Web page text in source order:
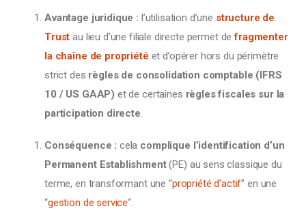
Avantage juridique : l’utilisation d’une structure de
Trust au lieu d’une filiale directe permet defragmenter
la chaîne de propriété et d’opérer hors du périmètre
strict des règles de consolidation comptable (IFRS
10 / US GAAP) et de certaines règles fiscales sur la
participation directe.
Conséquence : cela complique l’identification d’un
Permanent Establishment(PE) au sens classique du
terme, en transformant une “propriété d’actif” en une
“gestion de service“.